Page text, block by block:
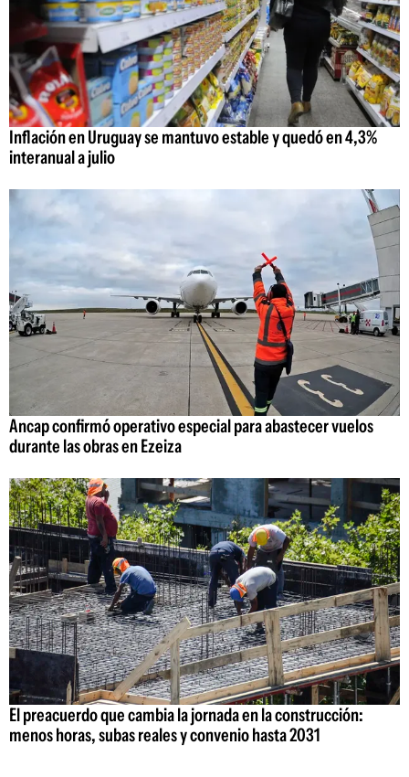
Inflación en Uruguay se mantuvo estable y quedó en 4,3%
interanual a julio
Ancap confirmó operativo especial para abastecer vuelos
durante las obras en Ezeiza
El preacuerdo que cambia la jornada en la construcción:
menos horas, subas reales y convenio hasta 2031